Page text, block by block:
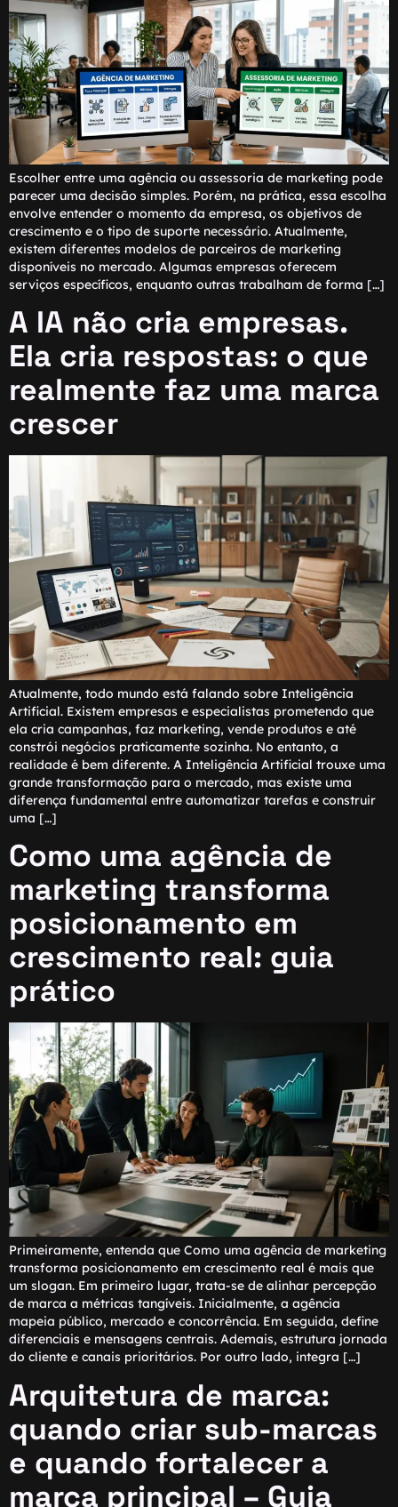
Escolher entre uma agência ou assessoria de marketing pode
parecer uma decisão simples. Porém, na prática, essa escolha
envolve entender o momento da empresa, os objetivos de
crescimento e o tipo de suporte necessário. Atualmente,
existem diferentes modelos de parceiros de marketing
disponíveis no mercado. Algumas empresas oferecem
serviços específicos, enquanto outras trabalham de forma […]
A IA não cria empresas.
Ela cria respostas: o que
realmente faz uma marca
crescer
Atualmente, todo mundo está falando sobre Inteligência
Artificial. Existem empresas e especialistas prometendo que
ela cria campanhas, faz marketing, vende produtos e até
constrói negócios praticamente sozinha. No entanto, a
realidade é bem diferente. A Inteligência Artificial trouxe uma
grande transformação para o mercado, mas existe uma
diferença fundamental entre automatizar tarefas e construir
uma […]
Como uma agência de
marketing transforma
posicionamento em
crescimento real: guia
prático
Primeiramente, entenda que Como uma agência de marketing
transforma posicionamento em crescimento real é mais que
um slogan. Em primeiro lugar, trata-se de alinhar percepção
de marca a métricas tangíveis. Inicialmente, a agência
mapeia público, mercado e concorrência. Em seguida, define
diferenciais e mensagens centrais. Ademais, estrutura jornada
do cliente e canais prioritários. Por outro lado, integra […]
Arquitetura de marca:
quando criar sub-marcas
e quando fortalecer a
marca principal – Guia